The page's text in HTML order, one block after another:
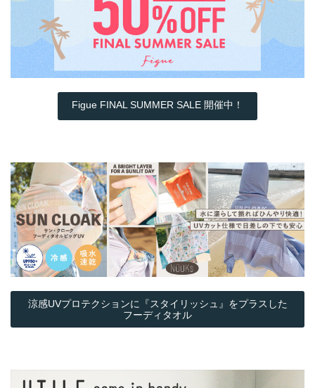
Figue FINAL SUMMER SALE 開催中！
涼感UVプロテクションに『スタイリッシュ』をプラスした
フーディタオル